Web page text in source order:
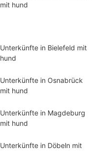
mit hund
Unterkünfte in Bielefeld mit
hund
Unterkünfte in Osnabrück
mit hund
Unterkünfte in Magdeburg
mit hund
Unterkünfte in Döbeln mit